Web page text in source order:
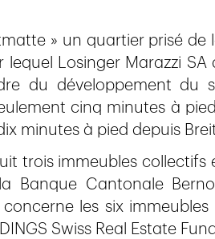
» un quartier prisé de
lequel Losinger Marazzi
du développement du
cinq minutes à
minutes à pied depuis
trois immeubles collectifs
Cantonale
les six immeubles
Swiss Real Estate